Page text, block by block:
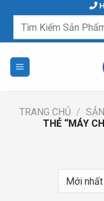
content
Tìm
TRANG CHỦ /
THẺ “MÁY